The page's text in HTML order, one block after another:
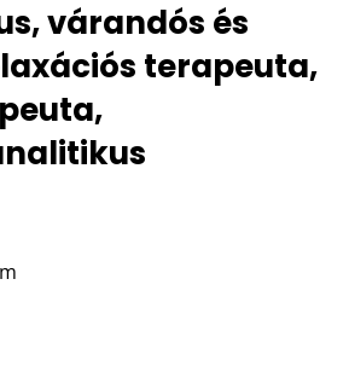
várandós és
terapeuta,